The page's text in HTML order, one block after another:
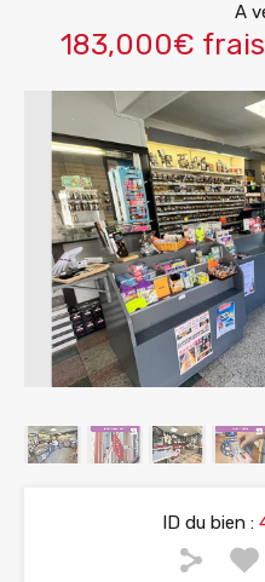
A
183,000€
ID du bien :